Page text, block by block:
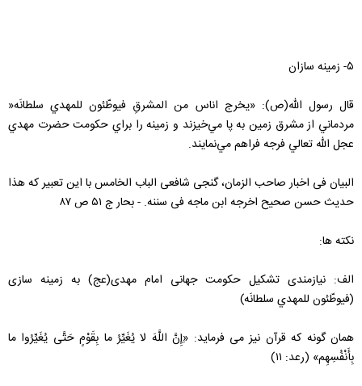
۵- زمینه سازان
قال رسول الله(ص): «يخرج‌ اناس‌ من‌ المشرقِ فيوطّئون‌ للمهدي‌ سلطانَه‌«
مردماني‌ از مشرق زمين‌ به‌ پا مي‌خيزند و زمينه‌ را براي‌ حكومت‌ حضرت‌ مهدي‌
عجل الله تعالي فرجه فراهم‌ مي‌نمايند.
البیان فی اخبار صاحب الزمان، گنجی شافعی الباب الخامس با این تعبیر که هذا
حدیث حسن صحیح اخرجه ابن ماجه فی سننه. - بحار ج ۵۱ ص ۸۷
نکته ها:
الف: نیازمندی تشکیل حکومت جهانی امام مهدی(عج) به زمینه سازی
(فيوطّئون‌ للمهدي‌ سلطانَه‌)
همان گونه که قرآن نیز می فرماید: «ِإِنَّ اللَّهَ لا يُغَيِّرُ ما بِقَوْمٍ حَتَّى يُغَيِّرُوا ما
بِأَنْفُسِهِم» (رعد: ۱۱)